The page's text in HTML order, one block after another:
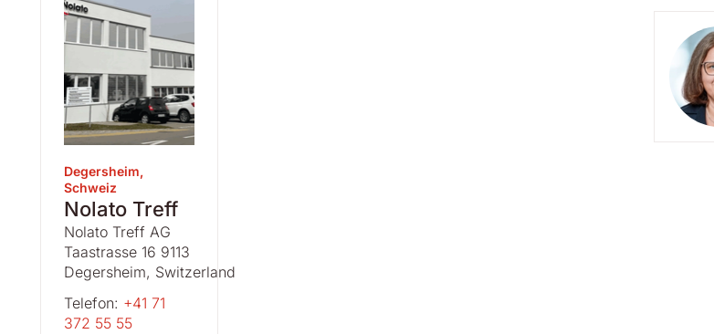
Degersheim,
Schweiz
Nolato Treff
Nolato Treff AG
Taastrasse 16 9113
Degersheim, Switzerland
Telefon: +41 71
372 55 55